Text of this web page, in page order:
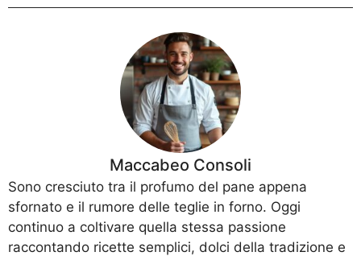
Maccabeo Consoli
Sono cresciuto tra il profumo del pane appena
sfornato e il rumore delle teglie in forno. Oggi
continuo a coltivare quella stessa passione
raccontando ricette semplici, dolci della tradizione e